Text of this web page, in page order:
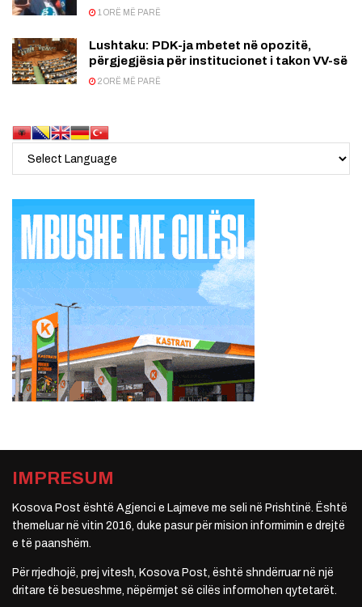
1 ORË MË PARË
Lushtaku: PDK-ja mbetet në opozitë,
përgjegjësia për institucionet i takon VV-së
2 ORË MË PARË
IMPRESUM
Kosova Post është Agjenci e Lajmeve me seli në Prishtinë. Është
themeluar në vitin 2016, duke pasur për mision informimin e drejtë
e të paanshëm.
Për rrjedhojë, prej vitesh, Kosova Post, është shndërruar në një
dritare të besueshme, nëpërmjet së cilës informohen qytetarët.